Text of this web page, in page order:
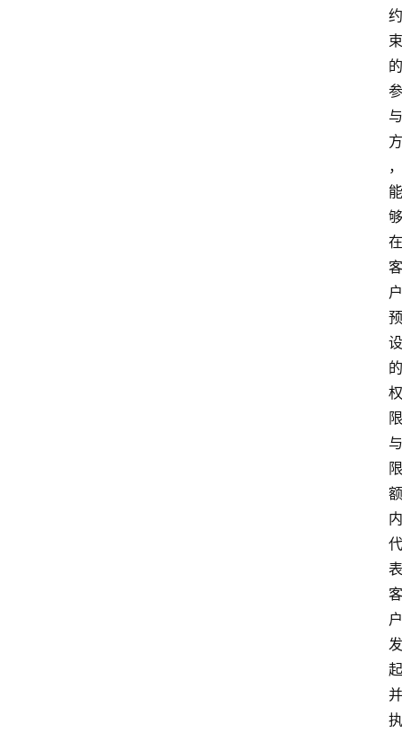
约
束
的
参
与
方
，
能
够
在
客
户
预
设
的
权
限
与
限
额
内
代
表
客
户
发
起
并
执